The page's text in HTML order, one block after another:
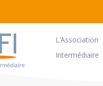
L’Association
Intermédiaire